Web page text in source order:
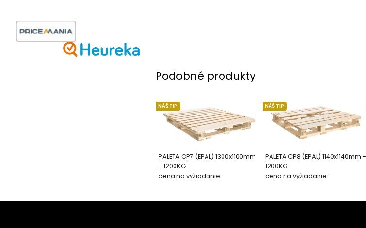
Podobné produkty
PALETA CP7 (EPAL) 1300x1100mm
- 1200KG
NÁŠ TIP
cena na vyžiadanie
PALETA CP8 (EPAL) 1140x1140mm -
1200KG
NÁŠ TIP
cena na vyžiadanie